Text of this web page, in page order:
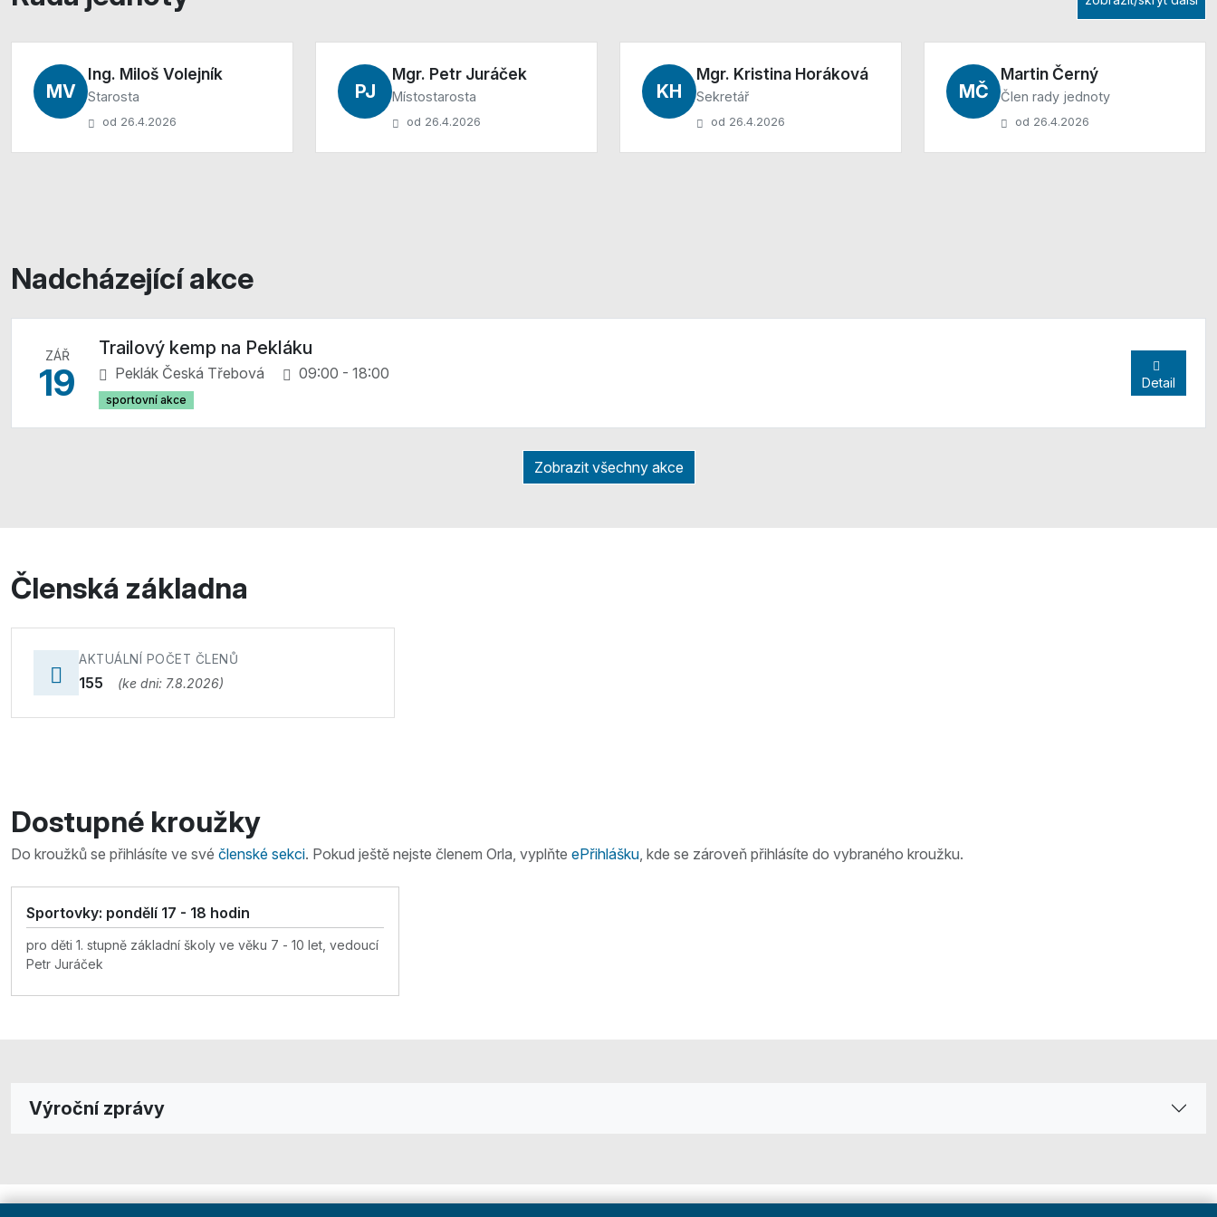
MV
Ing. Miloš Volejník
Starosta
od 26.4.2026
PJ
Mgr. Petr Juráček
Místostarosta
od 26.4.2026
KH
Mgr. Kristina Horáková
Sekretář
od 26.4.2026
MČ
Martin Černý
Člen rady jednoty
od 26.4.2026
Nadcházející akce
ZÁŘ
19
Trailový kemp na Pekláku
Peklák Česká Třebová 09:00 - 18:00
sportovní akce
Detail
Zobrazit všechny akce
Členská základna
AKTUÁLNÍ POČET ČLENŮ
155 (ke dni: 7.8.2026)
Dostupné kroužky
Do kroužků se přihlásíte ve své členské sekci. Pokud ještě nejste členem Orla, vyplňte ePřihlášku, kde se zároveň přihlásíte do vybraného kroužku.
Sportovky: pondělí 17 - 18 hodin
pro děti 1. stupně základní školy ve věku 7 - 10 let, vedoucí
Petr Juráček
Výroční zprávy